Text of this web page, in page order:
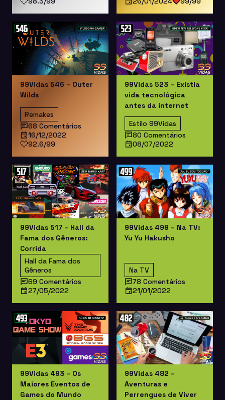
99Vidas 546 – Outer
Wilds
Remakes
68 Comentários
16/12/2022
92.6/99
99Vidas 523 – Existia
vida tecnológica
antes da internet
Estilo 99Vidas
80 Comentários
08/07/2022
99Vidas 517 – Hall da
Fama dos Gêneros:
Corrida
Hall da Fama dos
Gêneros
69 Comentários
27/05/2022
99Vidas 499 – Na TV:
Yu Yu Hakusho
Na TV
78 Comentários
21/01/2022
99Vidas 493 – Os
Maiores Eventos de
Games do Mundo
99Vidas 482 –
Aventuras e
Perrengues de Viver